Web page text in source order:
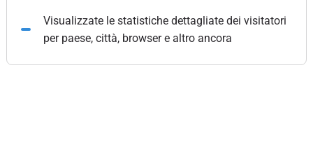
Visualizzate le statistiche dettagliate dei visitatori
per paese, città, browser e altro ancora